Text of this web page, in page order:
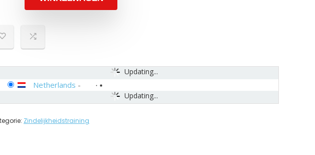
Updating...
Updating...
Netherlands -
Zindelijkheidstraining